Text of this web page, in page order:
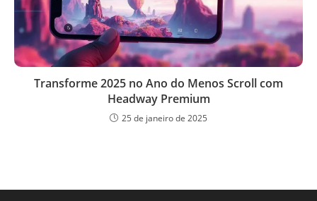
Transforme 2025 no Ano do Menos Scroll com
Headway Premium
25 de janeiro de 2025